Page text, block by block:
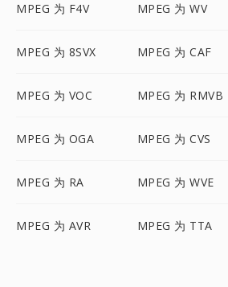
MPEG 为 F4V MPEG 为 WV
MPEG 为 8SVX MPEG 为 CAF
MPEG 为 VOC MPEG 为 RMVB
MPEG 为 OGA MPEG 为 CVS
MPEG 为 RA MPEG 为 WVE
MPEG 为 AVR MPEG 为 TTA